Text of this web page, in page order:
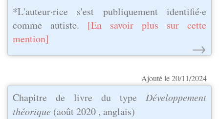
*L'auteur·rice s'est publiquement identifié·e
comme autiste. [En savoir plus sur cette
mention]
→
Ajouté le 20/11/2024
Chapitre de livre du type Développement
théorique (août 2020 , anglais)